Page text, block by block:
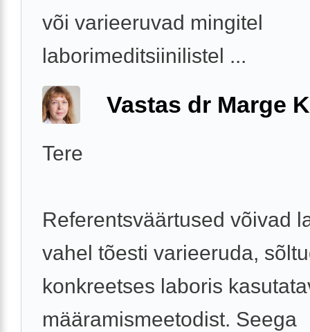
või varieeruvad mingitel
laborimeditsiinilistel ...
Vastas dr Marge
Tere
Referentsväärtused võivad
vahel tõesti varieeruda,
konkreetses laboris
määramismeetodist. Seega